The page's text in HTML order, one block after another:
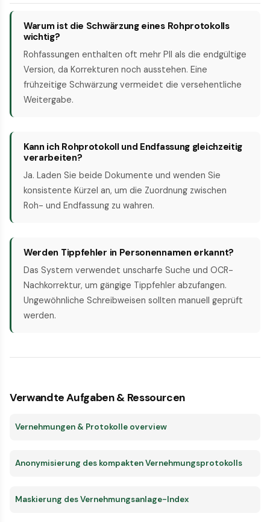
Warum ist die Schwärzung eines Rohprotokolls
wichtig?
Rohfassungen enthalten oft mehr PII als die endgültige
Version, da Korrekturen noch ausstehen. Eine
frühzeitige Schwärzung vermeidet die versehentliche
Weitergabe.
Kann ich Rohprotokoll und Endfassung gleichzeitig
verarbeiten?
Ja. Laden Sie beide Dokumente und wenden Sie
konsistente Kürzel an, um die Zuordnung zwischen
Roh- und Endfassung zu wahren.
Werden Tippfehler in Personennamen erkannt?
Das System verwendet unscharfe Suche und OCR-
Nachkorrektur, um gängige Tippfehler abzufangen.
Ungewöhnliche Schreibweisen sollten manuell geprüft
werden.
Verwandte Aufgaben & Ressourcen
Vernehmungen & Protokolle overview
Anonymisierung des kompakten Vernehmungsprotokolls
Maskierung des Vernehmungsanlage-Index